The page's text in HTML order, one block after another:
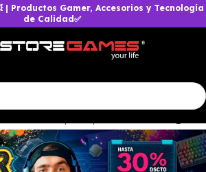
| Productos Gamer, Accesorios y Tecnología
de Calidad✅